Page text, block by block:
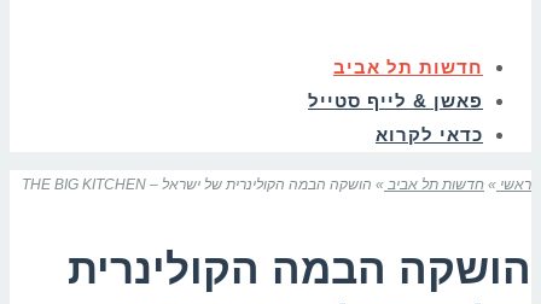
חדשות תל אביב
פאשן & לייף סטייל
כדאי לקרוא
ראשי » חדשות תל אביב » הושקה הבמה הקולינרית של ישראל – THE BIG KITCHEN
הושקה הבמה הקולינרית